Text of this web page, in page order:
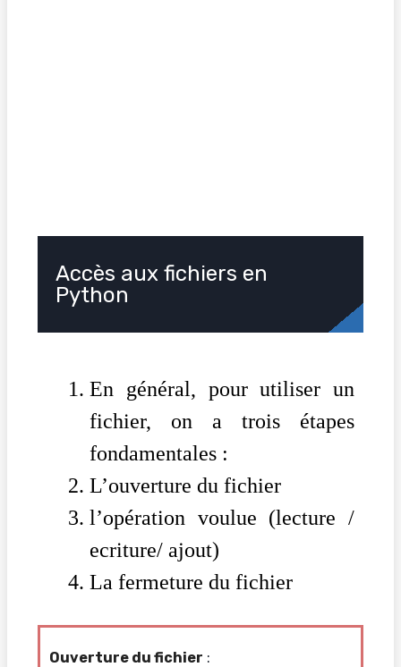
Accès aux fichiers en
Python
En général, pour utiliser un
fichier, on a trois étapes
fondamentales :
L’ouverture du fichier
l’opération voulue (lecture /
ecriture/ ajout)
La fermeture du fichier
Ouverture du fichier :